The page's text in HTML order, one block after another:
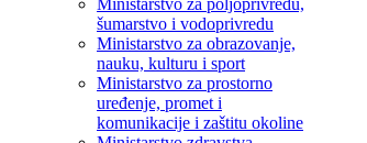
Ministarstvo za poljoprivredu,
šumarstvo i vodoprivredu
Ministarstvo za obrazovanje,
nauku, kulturu i sport
Ministarstvo za prostorno
uređenje, promet i
komunikacije i zaštitu okoline